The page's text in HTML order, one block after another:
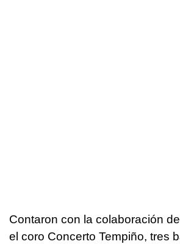
Contaron con la colaboración
el coro Concerto Tempiño, tres